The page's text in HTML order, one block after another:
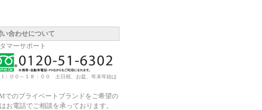
い合わせについて
マーサポート
1：００～１８：００ 土日祝、お盆、年末年始は
でのプライベートブランドをご希望の
お電話でご相談を承っております。